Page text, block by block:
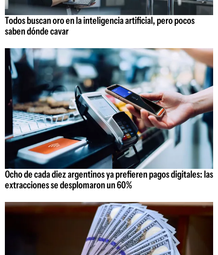
Todos buscan oro en la inteligencia artificial, pero pocos
saben dónde cavar
Ocho de cada diez argentinos ya prefieren pagos digitales: las
extracciones se desplomaron un 60%